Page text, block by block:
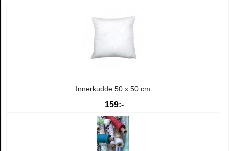
Innerkudde 50 x 50 cm
159:-